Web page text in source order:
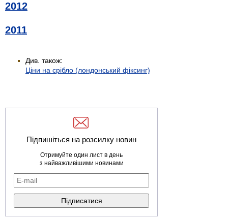
2012
2011
Див. також:
Ціни на срібло (лондонський фіксинг)
Підпишіться на розсилку новин
Отримуйте один лист в день
з найважливішими новинами